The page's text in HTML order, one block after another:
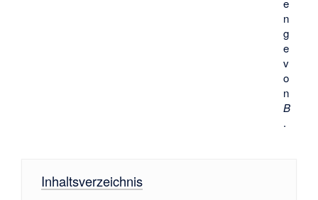
e
n
g
e
v
o
n
B
.
Inhaltsverzeichnis